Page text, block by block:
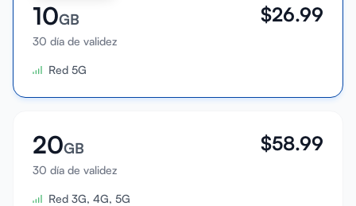
10GB
30 día de validez
$26.99
Red 5G
20GB
30 día de validez
$58.99
Red 3G, 4G, 5G